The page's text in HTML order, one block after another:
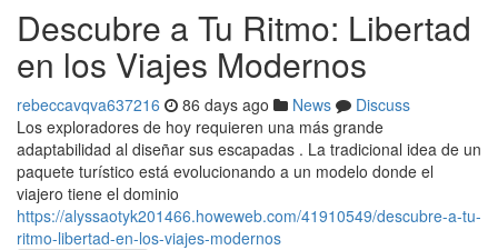
Descubre a Tu Ritmo: Libertad
en los Viajes Modernos
rebeccavqva637216 86 days ago News
Discuss
Los exploradores de hoy requieren una más grande
adaptabilidad al diseñar sus escapadas . La tradicional idea de un
paquete turístico está evolucionando a un modelo donde el
viajero tiene el dominio
https://alyssaotyk201466.howeweb.com/41910549/descubre-a-tu-
ritmo-libertad-en-los-viajes-modernos